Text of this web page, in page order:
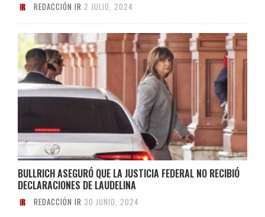
REDACCIÓN IR 2 JULIO, 2024
BULLRICH ASEGURÓ QUE LA JUSTICIA FEDERAL NO RECIBIÓ
DECLARACIONES DE LAUDELINA
REDACCIÓN IR 30 JUNIO, 2024